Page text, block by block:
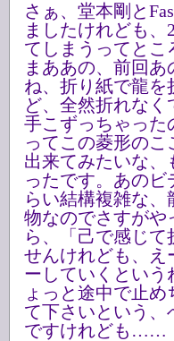
さぁ、堂本剛と
ましたけれども
てしまうってとこ
まああの、前回
ね、折り紙で龍
ど、全然折れな
手こずっちゃった
ってこの菱形の
出来てみたいな
ったです。あの
らい結構複雑な
物なのでさすがや
ら、「己で感じ
せんけれども、え
ーしていくとい
ょっと途中で止
て下さいという
ですけれども……